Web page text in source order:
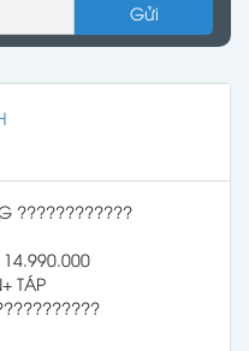
Gửi
????????????
14.990.000